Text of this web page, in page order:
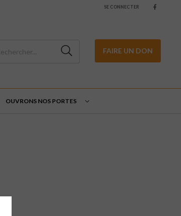
SE CONNECTER
FAIRE UN DON
OUVRONS NOS PORTES